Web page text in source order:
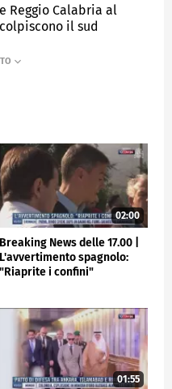
Reggio Calabria al
il sud
cooperanti. Maldive,
02:00
Breaking News delle 17.00 |
L'avvertimento spagnolo:
"Riaprite i confini"
01:55